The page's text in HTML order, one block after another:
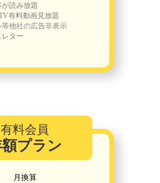
読み放題
有料動画見放題
等他社の広告非表示
レター
有料会員
プラン
月換算